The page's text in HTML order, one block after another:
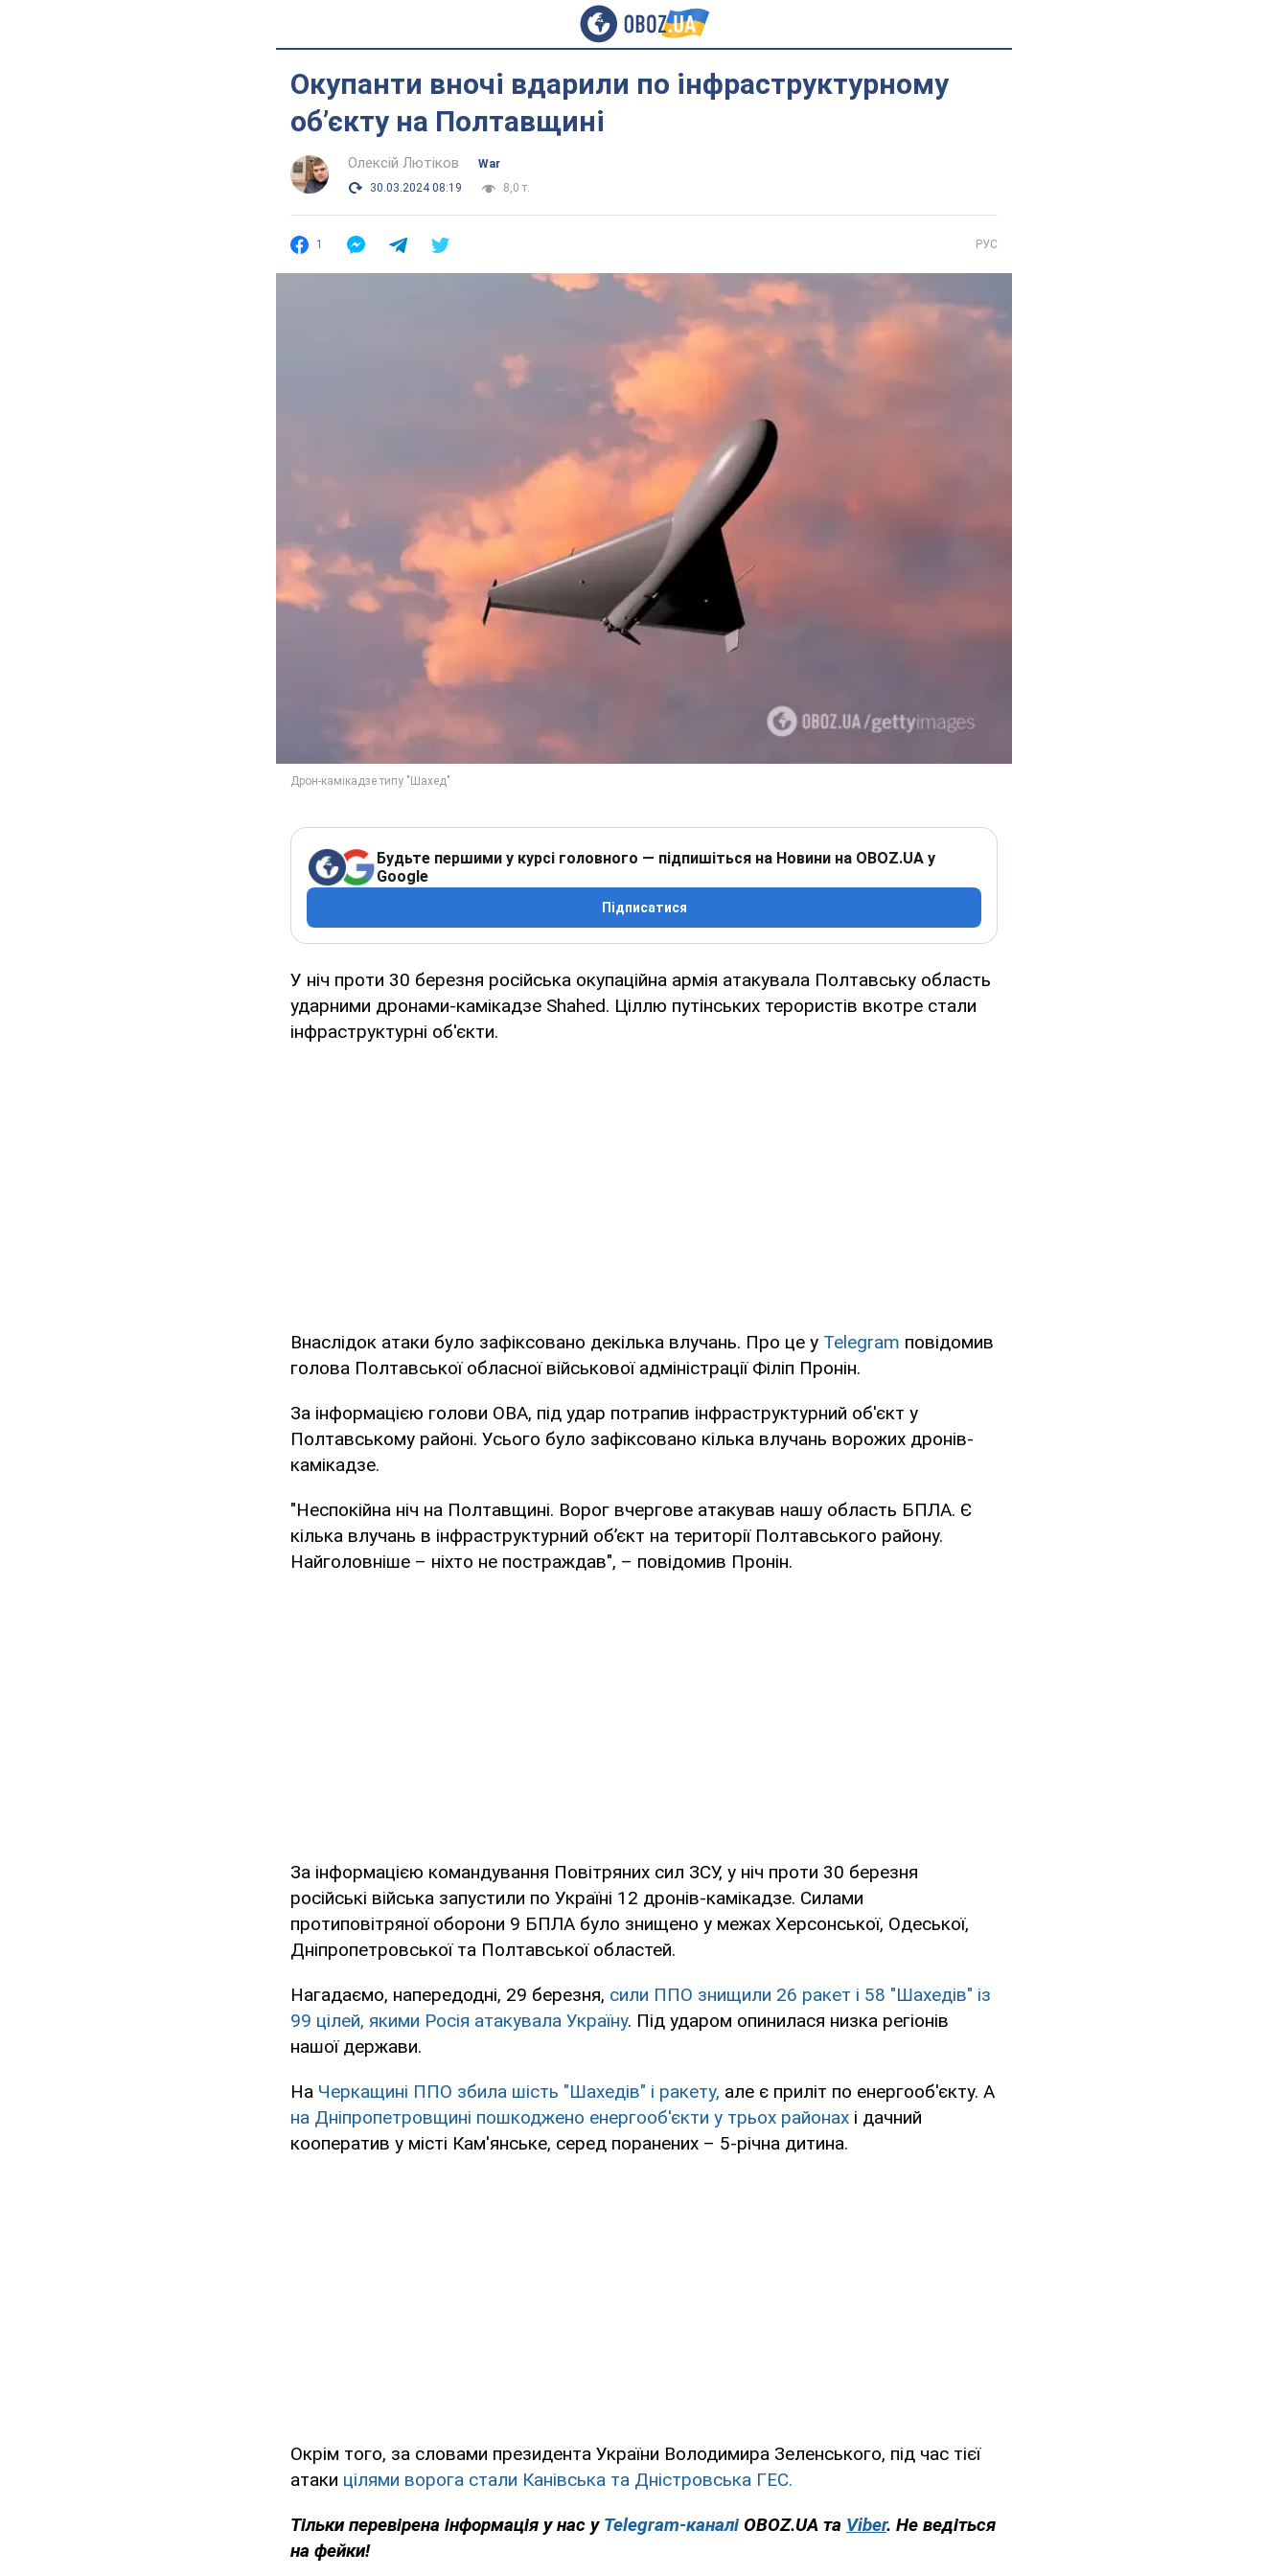
Окупанти вночі вдарили по інфраструктурному
обʼєкту на Полтавщині
Олексій Лютіков
War
30.03.2024 08:19
8,0 т.
1 РУС
Будьте першими у курсі головного — підпишіться на Новини на OBOZ.UA у
Google
Підписатися
У ніч проти 30 березня російська окупаційна армія атакувала Полтавську область
ударними дронами-камікадзе Shahed. Ціллю путінських терористів вкотре стали
інфраструктурні об'єкти.
Внаслідок атаки було зафіксовано декілька влучань. Про це у Telegram повідомив
голова Полтавської обласної військової адміністрації Філіп Пронін.
За інформацією голови ОВА, під удар потрапив інфраструктурний об'єкт у
Полтавському районі. Усього було зафіксовано кілька влучань ворожих дронів-
камікадзе.
"Неспокійна ніч на Полтавщині. Ворог вчергове атакував нашу область БПЛА. Є
кілька влучань в інфраструктурний обʼєкт на території Полтавського району.
Найголовніше – ніхто не постраждав", – повідомив Пронін.
За інформацією командування Повітряних сил ЗСУ, у ніч проти 30 березня
російські війська запустили по Україні 12 дронів-камікадзе. Силами
протиповітряної оборони 9 БПЛА було знищено у межах Херсонської, Одеської,
Дніпропетровської та Полтавської областей.
Нагадаємо, напередодні, 29 березня, сили ППО знищили 26 ракет і 58 "Шахедів" із
99 цілей, якими Росія атакувала Україну. Під ударом опинилася низка регіонів
нашої держави.
На Черкащині ППО збила шість "Шахедів" і ракету, але є приліт по енергооб'єкту. А
на Дніпропетровщині пошкоджено енергооб'єкти у трьох районах і дачний
кооператив у місті Кам'янське, серед поранених – 5-річна дитина.
Окрім того, за словами президента України Володимира Зеленського, під час тієї
атаки цілями ворога стали Канівська та Дністровська ГЕС.
Тільки перевірена інформація у нас у Telegram-каналі OBOZ.UA та Viber. Не ведіться
на фейки!